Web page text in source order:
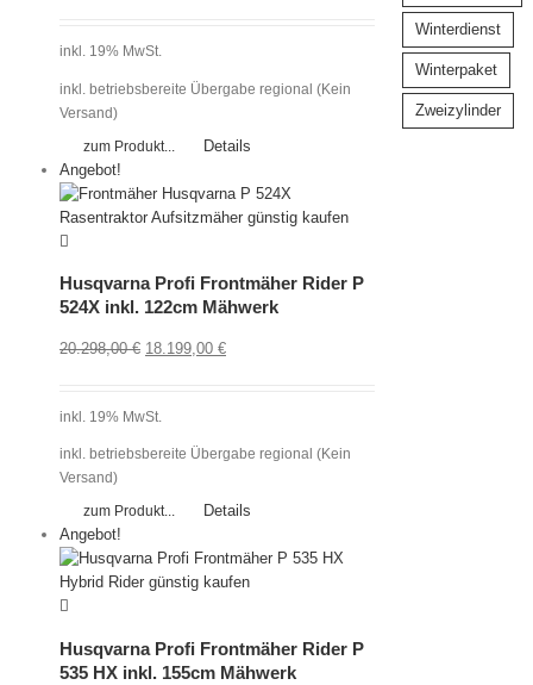
inkl. 19% MwSt.
inkl. betriebsbereite Übergabe regional (Kein
Versand)
zum Produkt...
Details
Angebot!
Husqvarna Profi Frontmäher Rider P
524X inkl. 122cm Mähwerk
20.298,00€ 18.199,00 €
inkl. 19% MwSt.
inkl. betriebsbereite Übergabe regional (Kein
Versand)
zum Produkt...
Details
Angebot!
Husqvarna Profi Frontmäher Rider P
535 HX inkl. 155cm Mähwerk
Winterdienst
Winterpaket
Zweizylinder